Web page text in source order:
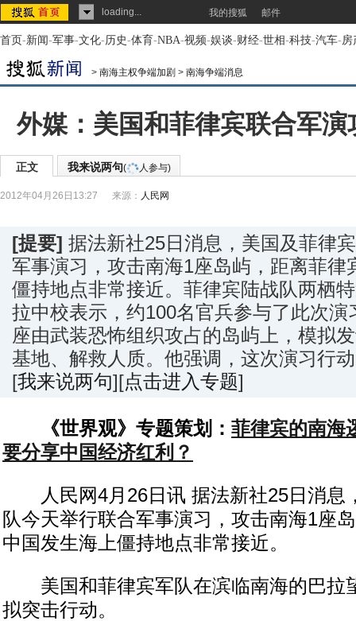
loading... 我的搜狐 邮件
首页-新闻-军事-文化-历史-体育-NBA-视频-娱谈-财经-世相-科技-汽车-房
> 南海主权争端加剧 > 南海争端消息
外媒：美国和菲律宾联合军演
正文 我来说两句( 人参与)
2012年04月26日13:27 来源： 人民网
[提要] 据法新社25日消息，美国及菲律
军事演习，攻击南海1座岛屿，距离菲律
僵持地点非常接近。菲律宾陆战队两栖
拉中校表示，约100名官兵参与了此次演
座由武装恐怖组织攻占的岛屿上，模拟
基地、解救人质。他强调，这次演习行
[我来说两句][点击进入专题]
《世界观》专题策划： 菲律宾的南海
要分享中国经济红利？
人民网4月26日讯 据法新社25日消息
队今天举行联合军事演习，攻击南海1座
中国发生海上僵持地点非常接近。
美国和菲律宾军队在滨临南海的巴拉
拟突击行动。